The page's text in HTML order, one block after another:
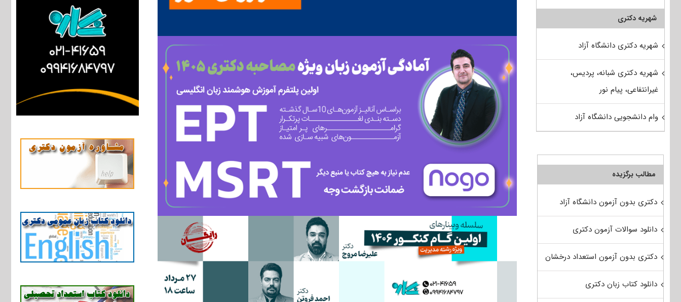
شهریه دکتری
شهریه دکتری دانشگاه آزاد
شهریه دکتری شبانه، پردیس،
غیرانتفاعی، پیام نور
وام دانشجویی دانشگاه آزاد
مطالب برگزیده
دکتری بدون آزمون دانشگاه آزاد
دانلود سوالات آزمون دکتری
دکتری بدون آزمون استعداد درخشان
دانلود کتاب زبان دکتری